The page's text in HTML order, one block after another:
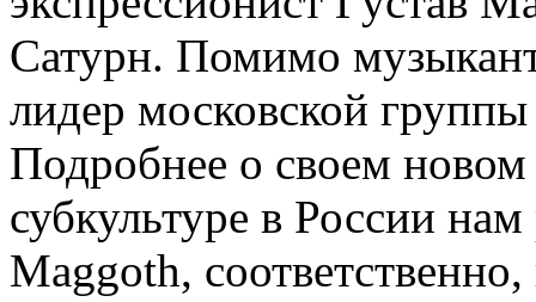
Сатурн. Помимо
лидер московской
Подробнее о своем
субкультуре в России
Maggoth, соответственно,